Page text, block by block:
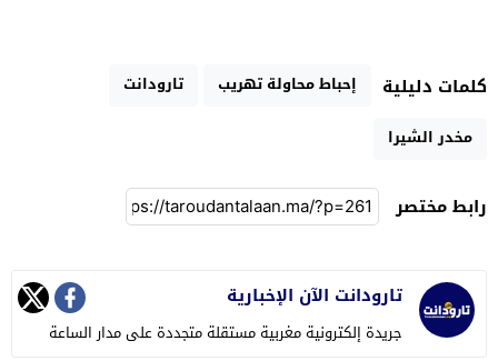
كلمات دليلية إحباط محاولة تهريب
تارودانت
مخدر الشيرا
رابط مختصر
تارودانت الآن الإخبارية
جريدة إلكترونية مغربية مستقلة متجددة على مدار الساعة